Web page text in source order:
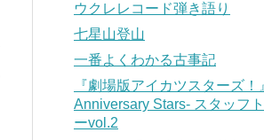
ウクレレコード弾き語り
七星山登山
一番よくわかる古事記
『劇場版アイカツスターズ！
Anniversary Stars- スタッフ
ーvol.2